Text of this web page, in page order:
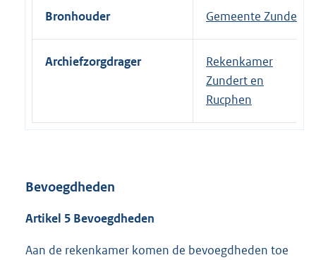
Bronhouder Gemeente Zundert
Archiefzorgdrager
Rekenkamer
Zundert en
Rucphen
Bevoegdheden
Artikel 5 Bevoegdheden
Aan de rekenkamer komen de bevoegdheden toe